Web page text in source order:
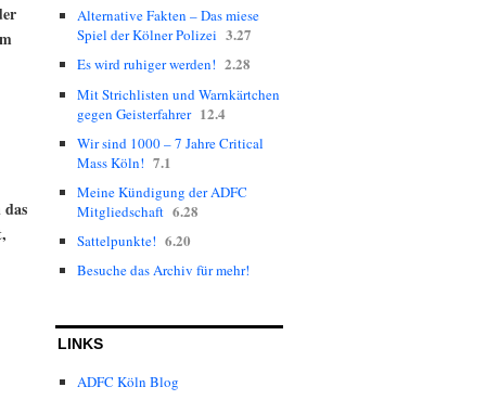
Alternative Fakten – Das miese
Spiel der Kölner Polizei 3.27
Es wird ruhiger werden! 2.28
Mit Strichlisten und Warnkärtchen
gegen Geisterfahrer 12.4
Wir sind 1000 – 7 Jahre Critical
Mass Köln! 7.1
Meine Kündigung der ADFC
Mitgliedschaft 6.28
Sattelpunkte! 6.20
Besuche das Archiv für mehr!
LINKS
ADFC Köln Blog